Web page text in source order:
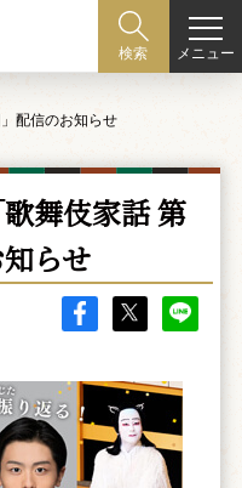
検索 メニュー
配信のお知らせ
舞伎家話 第
らせ